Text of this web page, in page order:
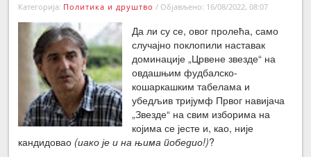
Категорија: Политика и друштво / Објављено: 16/08/2022, 08:07
Да ли су се, овог пролећа, само
случајно поклопили наставак
доминације „Црвене звезде“ на
овдашњим фудбалско-
кошаркашким табелама и
убедљив тријумф Првог навијача
„Звезде“ на свим изборима на
којима се јесте и, као, није
кандидовао (иако је и на њима победио!)?